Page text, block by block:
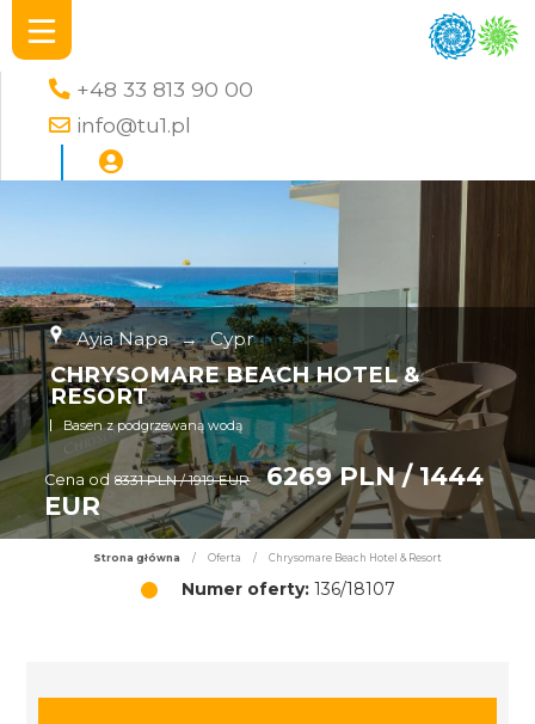
+48 33 813 90 00
info@tu1.pl
Ayia Napa → Cypr
CHRYSOMARE BEACH HOTEL &
RESORT
Basen z podgrzewaną wodą
Cena od 8331 PLN / 1919 EUR
6269 PLN / 1444
EUR
Strona główna / Oferta / Chrysomare Beach Hotel & Resort
Numer oferty:136/18107